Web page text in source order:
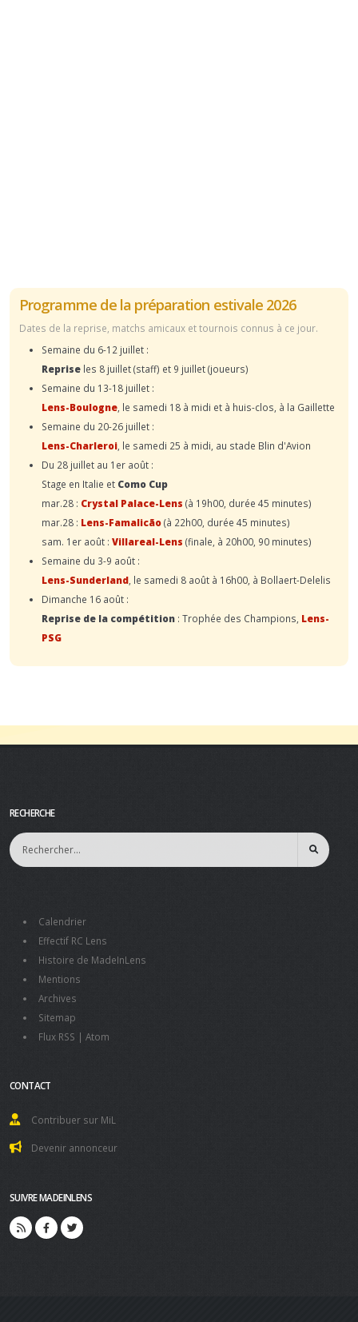
Programme de la préparation estivale 2026
Dates de la reprise, matchs amicaux et tournois connus à ce jour.
Semaine du 6-12 juillet :
Reprise les 8 juillet (staff) et 9 juillet (joueurs)
Semaine du 13-18 juillet :
Lens-Boulogne , le samedi 18 à midi et à huis-clos, à la Gaillette
Semaine du 20-26 juillet :
Lens-Charleroi , le samedi 25 à midi, au stade Blin d'Avion
Du 28 juillet au 1er août :
Stage en Italie et Como Cup
mar.28 : Crystal Palace-Lens (à 19h00, durée 45 minutes)
mar.28 : Lens-Famalicão(à 22h00, durée 45 minutes)
sam. 1er août : Villareal-Lens (finale, à 20h00, 90 minutes)
Semaine du 3-9 août :
Lens-Sunderland , le samedi 8 août à 16h00, à Bollaert-Delelis
Dimanche 16 août :
Reprise de la compétition : Trophée des Champions, Lens-
PSG
RECHERCHE
Calendrier
Effectif RC Lens
Histoire de MadeInLens
Mentions
Archives
Sitemap
Flux RSS | Atom
CONTACT
Contribuer sur MiL
Devenir annonceur
SUIVRE MADEINLENS